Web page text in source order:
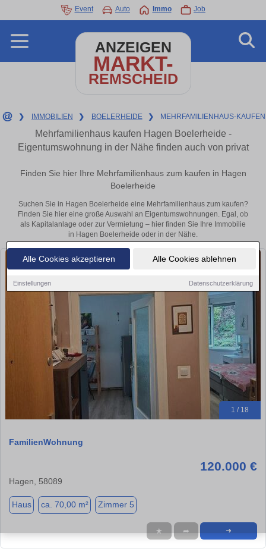
Alle Cookies akzeptieren Alle Cookies ablehnen
Einstellungen Datenschutzerklärung
Event Auto Immo Job
ANZEIGEN
MARKT-
REMSCHEID
❯ IMMOBILIEN ❯ BOELERHEIDE ❯ MEHRFAMILIENHAUS-KAUFEN
Mehrfamilienhaus kaufen Hagen Boelerheide -
Eigentumswohnung in der Nähe finden auch von privat
Finden Sie hier Ihre Mehrfamilienhaus zum kaufen in Hagen
Boelerheide
Suchen Sie in Hagen Boelerheide eine Mehrfamilienhaus zum kaufen?
Finden Sie hier eine große Auswahl an Eigentumswohnungen. Egal, ob
als Kapitalanlage oder zur Vermietung – hier finden Sie Ihre Immobilie
in Hagen Boelerheide oder in der Nähe.
1 / 18
FamilienWohnung
120.000 €
Hagen, 58089
Haus ca. 70,00 m² Zimmer 5
★ ➦ ➜